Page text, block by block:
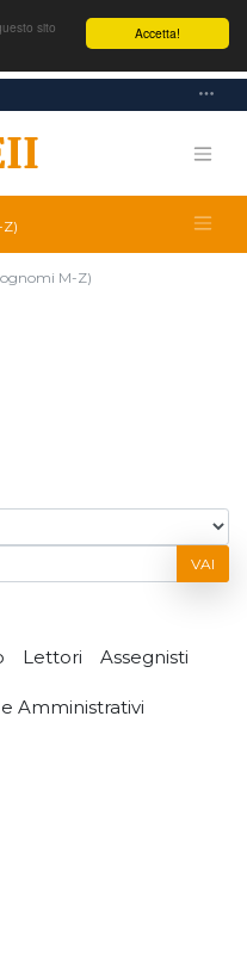
Accetta!
sito
M-Z)
VAI
Lettori Assegnisti
Amministrativi